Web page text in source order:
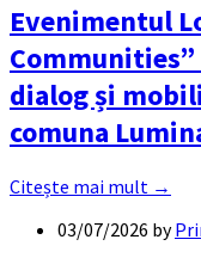
Evenimentul
dialog și
comuna
Citește mai mult →
03/07/2026 by